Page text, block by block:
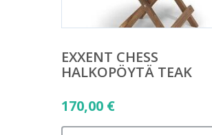
EXXENT CHESS
HALKOPÖYTÄ TEAK
170,00 €